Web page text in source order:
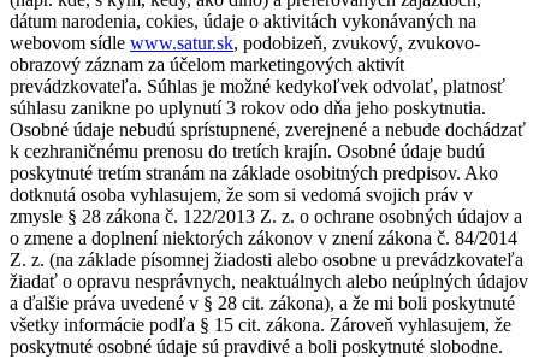
dátum narodenia, cokies, údaje o aktivitách vykonávaných na
webovom sídle www.satur.sk, podobizeň, zvukový, zvukovo-
obrazový záznam za účelom marketingových aktivít
prevádzkovateľa. Súhlas je možné kedykoľvek odvolať, platnosť
súhlasu zanikne po uplynutí 3 rokov odo dňa jeho poskytnutia.
Osobné údaje nebudú sprístupnené, zverejnené a nebude dochádzať
k cezhraničnému prenosu do tretích krajín. Osobné údaje budú
poskytnuté tretím stranám na základe osobitných predpisov. Ako
dotknutá osoba vyhlasujem, že som si vedomá svojich práv v
zmysle § 28 zákona č. 122/2013 Z. z. o ochrane osobných údajov a
o zmene a doplnení niektorých zákonov v znení zákona č. 84/2014
Z. z. (na základe písomnej žiadosti alebo osobne u prevádzkovateľa
žiadať o opravu nesprávnych, neaktuálnych alebo neúplných údajov
a ďalšie práva uvedené v § 28 cit. zákona), a že mi boli poskytnuté
všetky informácie podľa § 15 cit. zákona. Zároveň vyhlasujem, že
poskytnuté osobné údaje sú pravdivé a boli poskytnuté slobodne.